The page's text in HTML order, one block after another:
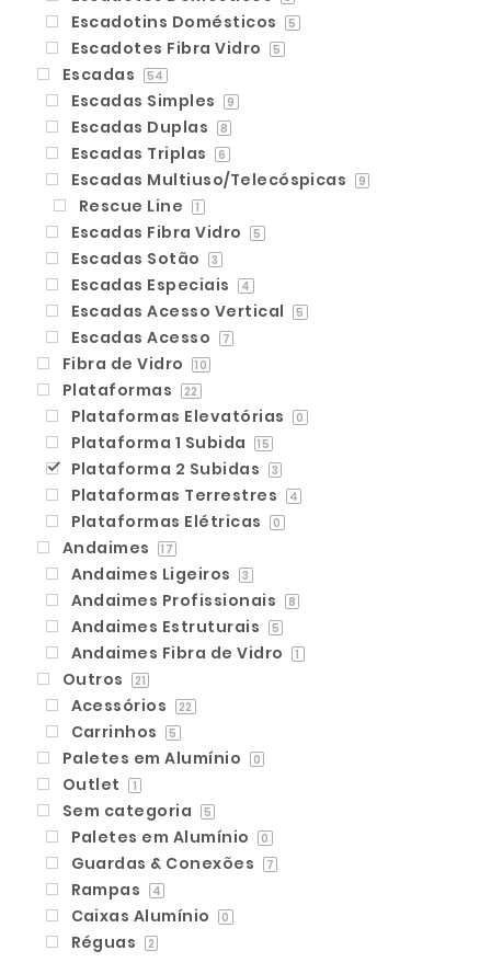
Escadotins Domésticos 5
Escadotes Fibra Vidro 5
Escadas 54
Escadas Simples 9
Escadas Duplas 8
Escadas Triplas 6
Escadas Multiuso/Telecóspicas 9
Rescue Line 1
Escadas Fibra Vidro 5
Escadas Sotão 3
Escadas Especiais 4
Escadas Acesso Vertical 5
Escadas Acesso 7
Fibra de Vidro 10
Plataformas 22
Plataformas Elevatórias 0
Plataforma 1 Subida 15
Plataforma 2 Subidas 3
Plataformas Terrestres 4
Plataformas Elétricas 0
Andaimes 17
Andaimes Ligeiros 3
Andaimes Profissionais 8
Andaimes Estruturais 5
Andaimes Fibra de Vidro 1
Outros 21
Acessórios 22
Carrinhos 5
Paletes em Alumínio 0
Outlet 1
Sem categoria 5
Paletes em Alumínio 0
Guardas & Conexões 7
Rampas 4
Caixas Alumínio 0
Réguas 2